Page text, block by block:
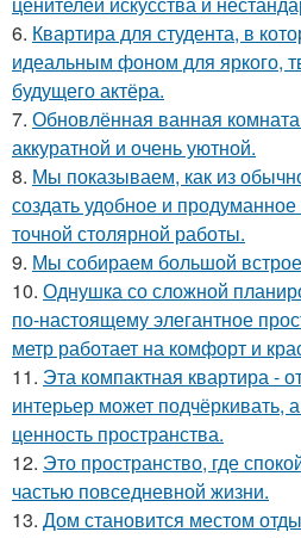
6. Квартира для студента, в
идеальным фоном для яркого,
будущего актёра.
7. Обновлённая ванная
аккуратной и очень уютной.
8. Мы показываем, как из
создать удобное и
точной столярной работы.
9. Мы собираем большой
10. Однушка со сложной
по-настоящему элегантное
метр работает на комфорт и
11. Эта компактная квартира -
интерьер может подчёркивать,
ценность пространства.
12. Это пространство, где
частью повседневной жизни.
13. Дом становится местом